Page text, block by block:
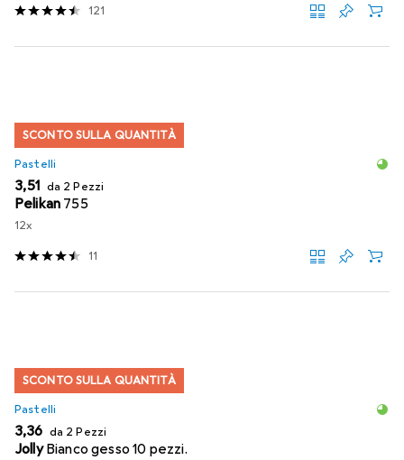
121
SCONTO SULLA QUANTITÀ
Pastelli
EUR
3,51 da 2 Pezzi
Pelikan 755
12x
11
SCONTO SULLA QUANTITÀ
Pastelli
EUR
3,36 da 2 Pezzi
Jolly Bianco gesso 10 pezzi.